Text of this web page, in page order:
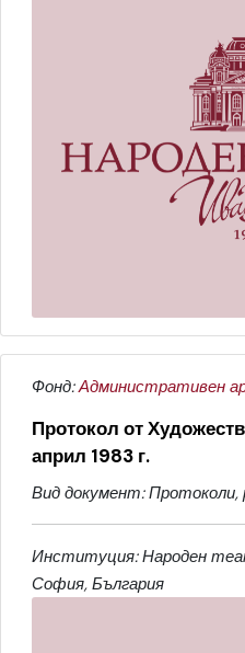
Фонд:Административен
Протокол от
април 1983 г.
Вид документ: Протоколи,
Институция: Народен
София, България